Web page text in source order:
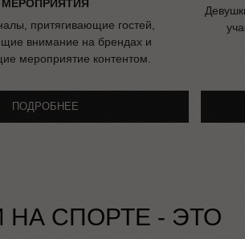
МЕРОПРИЯТИЯ
притягивающие гостей,
внимание на брендах и
мероприятие контентом.
ПОДРОБНЕЕ
НА СПОРТЕ - ЭТО